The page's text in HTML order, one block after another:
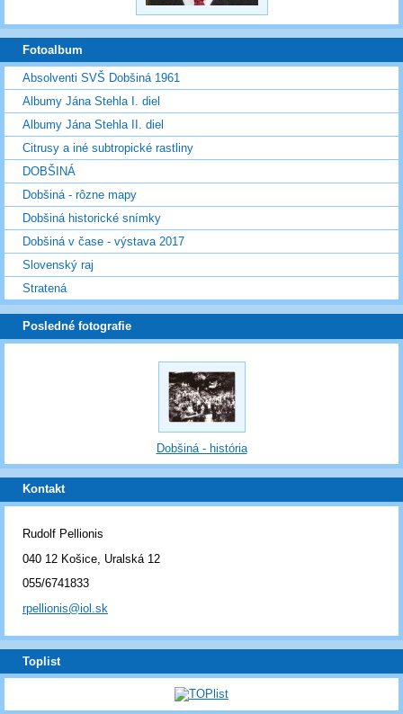
Fotoalbum
Absolventi SVŠ Dobšiná 1961
Albumy Jána Stehla I. diel
Albumy Jána Stehla II. diel
Citrusy a iné subtropické rastliny
DOBŠINÁ
Dobšiná - rôzne mapy
Dobšiná historické snímky
Dobšiná v čase - výstava 2017
Slovenský raj
Stratená
Posledné fotografie
Dobšiná - história
Kontakt
Rudolf Pellionis
040 12 Košice, Uralská 12
055/6741833
rpellionis@iol.sk
Toplist